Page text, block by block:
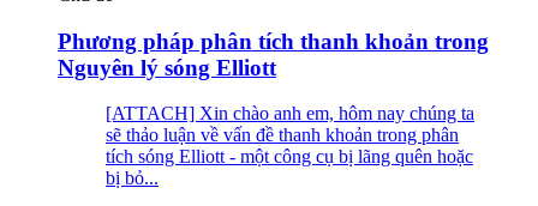
Phương pháp phân tích thanh khoản trong
Nguyên lý sóng Elliott
[ATTACH] Xin chào anh em, hôm nay chúng ta
sẽ thảo luận về vấn đề thanh khoản trong phân
tích sóng Elliott - một công cụ bị lãng quên hoặc
bị bỏ...